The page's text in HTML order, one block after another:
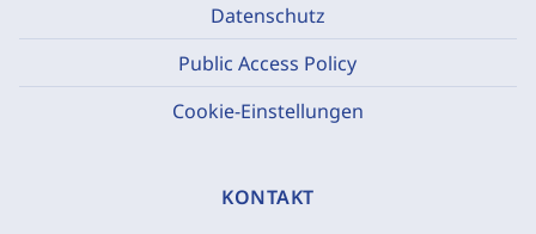
Datenschutz
Public Access Policy
Cookie-Einstellungen
KONTAKT